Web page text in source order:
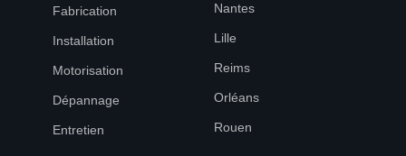
Fabrication
Installation
Motorisation
Dépannage
Entretien
Nantes
Lille
Reims
Orléans
Rouen